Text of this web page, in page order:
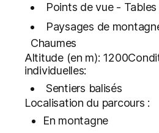
Points de vue -
Paysages de
Chaumes
Altitude (en m):
individuelles:
Sentiers balisés
Localisation du parcours :
En montagne